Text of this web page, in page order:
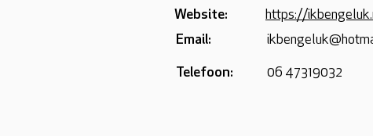
Website:
https://
Email:
Telefoon: 06 47319032